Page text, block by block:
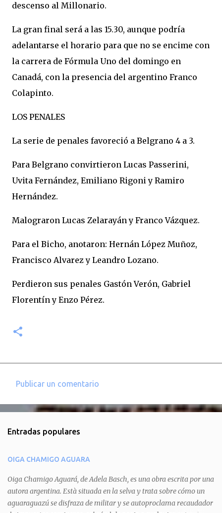
descenso al Millonario.
La gran final será a las 15.30, aunque podría
adelantarse el horario para que no se encime con
la carrera de Fórmula Uno del domingo en
Canadá, con la presencia del argentino Franco
Colapinto.
LOS PENALES
La serie de penales favoreció a Belgrano 4 a 3.
Para Belgrano convirtieron Lucas Passerini,
Uvita Fernández, Emiliano Rigoni y Ramiro
Hernández.
Malograron Lucas Zelarayán y Franco Vázquez.
Para el Bicho, anotaron: Hernán López Muñoz,
Francisco Alvarez y Leandro Lozano.
Perdieron sus penales Gastón Verón, Gabriel
Florentín y Enzo Pérez.
e
t
a
r
i
Publicar un comentario
Entradas populares
OIGA CHAMIGO AGUARA
Oiga Chamigo Aguará, de Adela Basch, es una obra escrita por una
autora argentina. Està situada en la selva y trata sobre cómo un
aguaraguazú se disfraza de militar y se autoproclama recaudador